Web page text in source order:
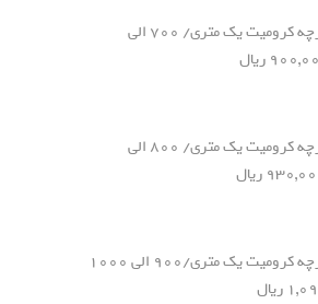
✳️ یونولیت تیرچه کرومیت یک متری/ ۷۰۰ الی
✳️ یونولیت تیرچه کرومیت یک متری/ ۸۰۰ الی
✳️ یونولیت تیرچه کرومیت یک متری/۹۰۰ الی ۱۰۰۰